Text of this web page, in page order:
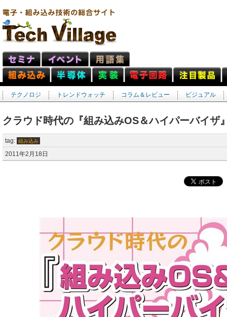
テクノロジ トレンドウォッチ コラム＆レビュー ビジュアル
クラウド時代の『組み込みOS＆ハイパーバイザ
tag: 組み込み
2011年2月18日